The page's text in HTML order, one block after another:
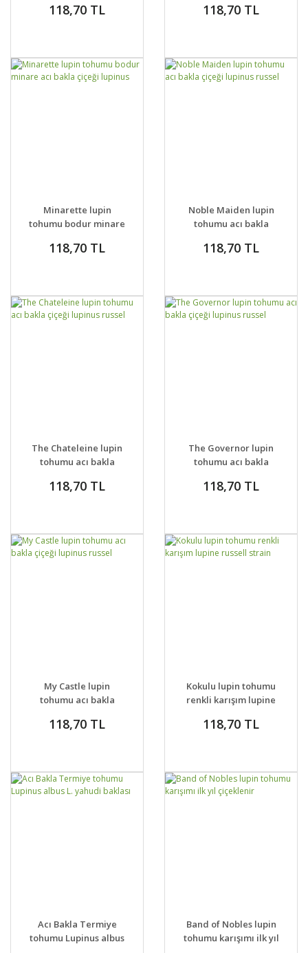
118,70 TL 118,70 TL
DETAYLAR SEPETE EKLE
Minarette lupin
tohumu bodur minare
lupinus
118,70 TL
DETAYLAR SEPETE EKLE
Noble Maiden lupin
tohumu acı bakla
118,70 TL
DETAYLAR SEPETE EKLE
The Chateleine lupin
tohumu acı bakla
118,70 TL
DETAYLAR SEPETE EKLE
The Governor lupin
tohumu acı bakla
118,70 TL
DETAYLAR SEPETE EKLE
My Castle lupin
tohumu acı bakla
118,70 TL
DETAYLAR SEPETE EKLE
Kokulu lupin tohumu
renkli karışım lupine
118,70 TL
DETAYLAR
VER
Acı Bakla Termiye
tohumu Lupinus albus
DETAYLAR
VER
Band of Nobles lupin
tohumu karışımı ilk yıl